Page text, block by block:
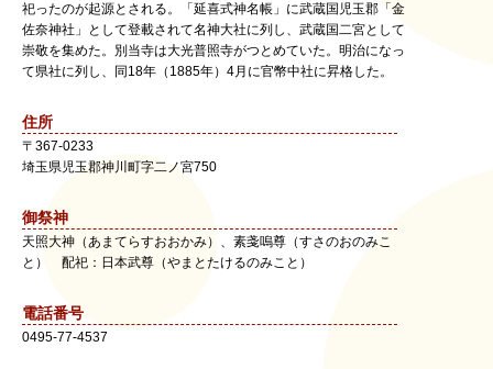
祀ったのが起源とされる。「延喜式神名帳」に武蔵国児玉郡「金
佐奈神社」として登載されて名神大社に列し、武蔵国二宮として
崇敬を集めた。別当寺は大光普照寺がつとめていた。明治になっ
て県社に列し、同18年（1885年）4月に官幣中社に昇格した。
住所
〒 367-0233
埼玉県児玉郡神川町字二ノ宮750
御祭神
天照大神（あまてらすおおかみ）、素戔嗚尊（すさのおのみこ
と） 配祀：日本武尊（やまとたけるのみこと）
電話番号
0495-77-4537